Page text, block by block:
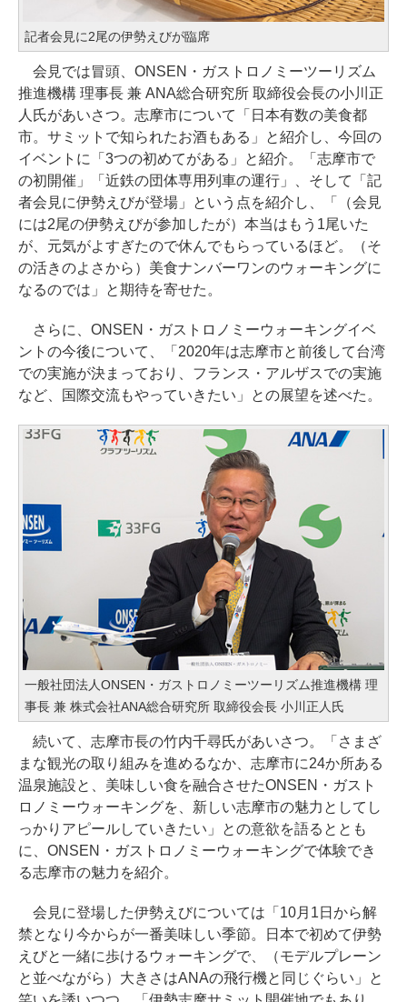
記者会見に2尾の伊勢えびが臨席
会見では冒頭、ONSEN・ガストロノミーツーリズム
推進機構 理事長 兼 ANA総合研究所 取締役会長の小川正
人氏があいさつ。志摩市について「日本有数の美食都
市。サミットで知られたお酒もある」と紹介し、今回の
イベントに「3つの初めてがある」と紹介。「志摩市で
の初開催」「近鉄の団体専用列車の運行」、そして「記
者会見に伊勢えびが登場」という点を紹介し、「（会見
には2尾の伊勢えびが参加したが）本当はもう1尾いた
が、元気がよすぎたので休んでもらっているほど。（そ
の活きのよさから）美食ナンバーワンのウォーキングに
なるのでは」と期待を寄せた。
さらに、ONSEN・ガストロノミーウォーキングイベ
ントの今後について、「2020年は志摩市と前後して台湾
での実施が決まっており、フランス・アルザスでの実施
など、国際交流もやっていきたい」との展望を述べた。
一般社団法人ONSEN・ガストロノミーツーリズム推進機構 理
事長 兼 株式会社ANA総合研究所 取締役会長 小川正人氏
続いて、志摩市長の竹内千尋氏があいさつ。「さまざ
まな観光の取り組みを進めるなか、志摩市に24か所ある
温泉施設と、美味しい食を融合させたONSEN・ガスト
ロノミーウォーキングを、新しい志摩市の魅力としてし
っかりアピールしていきたい」との意欲を語るととも
に、ONSEN・ガストロノミーウォーキングで体験でき
る志摩市の魅力を紹介。
会見に登場した伊勢えびについては「10月1日から解
禁となり今からが一番美味しい季節。日本で初めて伊勢
えびと一緒に歩けるウォーキングで、（モデルプレーン
と並べながら）大きさはANAの飛行機と同じぐらい」と